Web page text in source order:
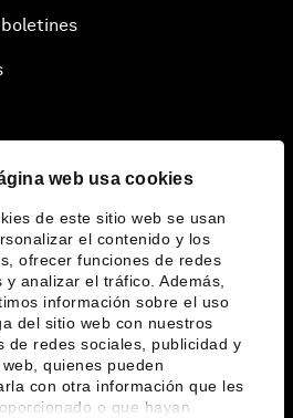
web usa cookies
de este sitio web se usan
el contenido y los
ofrecer funciones de redes
y analizar el tráfico. Además,
información sobre el uso
del sitio web con nuestros
de redes sociales, publicidad y
quienes pueden
con otra información que les
o que hayan